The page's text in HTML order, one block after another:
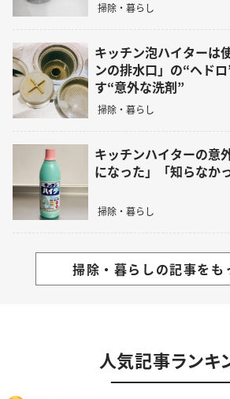
掃除・暮らし
キッチン泡ハイターは
ンの排水口」の“ヘド
す“意外な洗剤”
掃除・暮らし
キッチンハイターの意
になった」「知らなか
掃除・暮らし
掃除・暮らしの記事をも
人気記事ランキ